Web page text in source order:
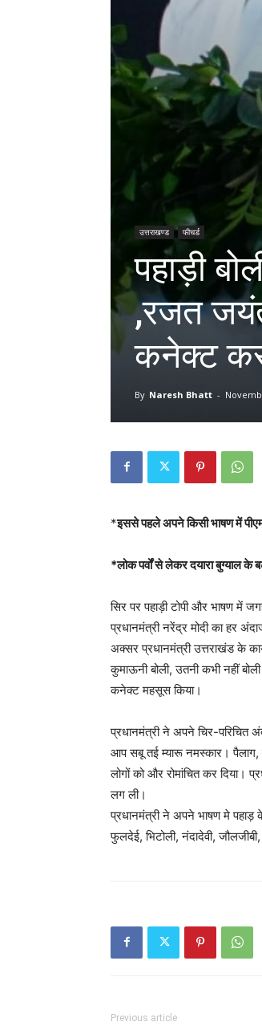
उत्तराखण्ड फीचर्ड
पहाड़ी
,रजत
कनेक्ट कर
By Naresh Bhatt -
*इससे पहले अपने किसी भाषण में
*लोक पर्वों से लेकर दयारा बुग्याल
सिर पर पहाड़ी टोपी और भाषण में
प्रधानमंत्री नरेंद्र मोदी का हर
अक्सर प्रधानमंत्री उत्तराखंड के
कुमाऊनी बोली, उतनी कभी नहीं
कनेक्ट महसूस किया।
प्रधानमंत्री ने अपने चिर-परिचित
आप सबू तई म्यारू नमस्कार। पैलाग,
लोगों को और रोमांचित कर दिया।
लग ली।
प्रधानमंत्री ने अपने भाषण मे पहाड़
फुलदेई, भिटोली, नंदादेवी,
Previous article